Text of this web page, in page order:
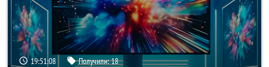
19:51:06 Получили:18